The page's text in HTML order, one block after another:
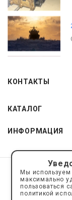
КОНТАКТЫ
КАТАЛОГ
ИНФОРМАЦИЯ
© 2019—2026
Мы
максимально
пользоваться
политикой